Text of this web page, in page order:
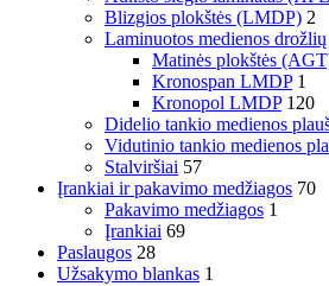
Blizgios plokštės (LMDP) 2
Laminuotos medienos
Matinės plokštės
Kronospan LMDP 1
Kronopol LMDP 120
Didelio tankio medienos
Vidutinio tankio medienos
Stalviršiai 57
Įrankiai ir pakavimo medžiagos 70
Pakavimo medžiagos 1
Įrankiai 69
Paslaugos 28
Užsakymo blankas 1